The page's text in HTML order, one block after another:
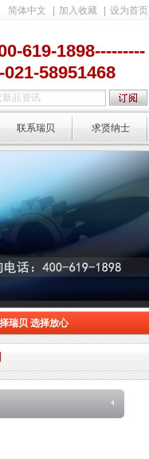
简体中文 加入收藏 设为首页
619-1898---------
021-58951468
联系瑞贝 求贤纳士
瑞贝 选择放心